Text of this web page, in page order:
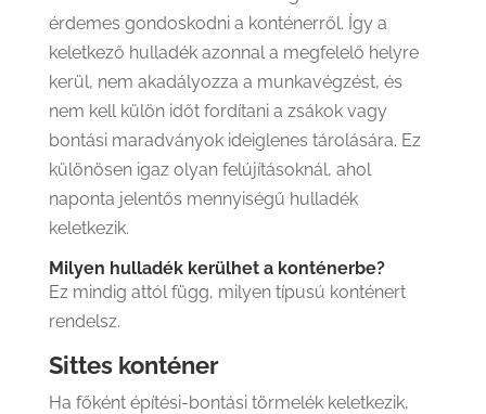
érdemes gondoskodni a konténerről. Így a
keletkező hulladék azonnal a megfelelő helyre
kerül, nem akadályozza a munkavégzést, és
nem kell külön időt fordítani a zsákok vagy
bontási maradványok ideiglenes tárolására. Ez
különösen igaz olyan felújításoknál, ahol
naponta jelentős mennyiségű hulladék
keletkezik.
Milyen hulladék kerülhet a konténerbe?
Ez mindig attól függ, milyen típusú konténert
rendelsz.
Sittes konténer
Ha főként építési-bontási törmelék keletkezik,